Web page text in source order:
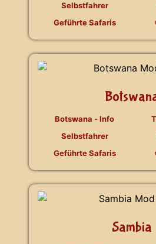
Selbstfahrer
Geführte Safaris
Botswana - Info
Selbstfahrer
Geführte Safaris
Sambia